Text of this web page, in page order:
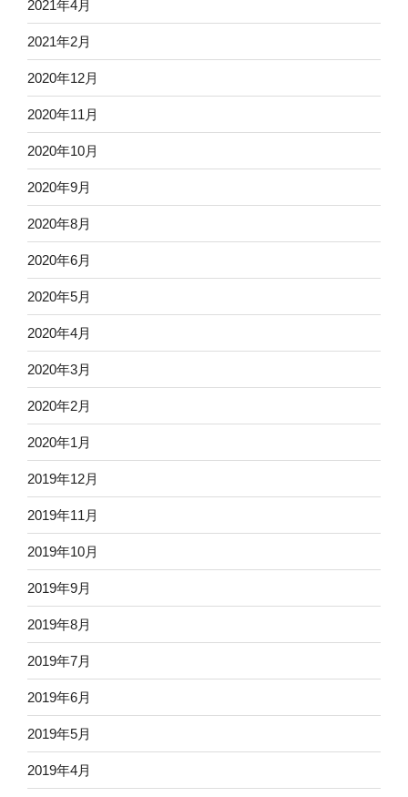
2021年4月
2021年2月
2020年12月
2020年11月
2020年10月
2020年9月
2020年8月
2020年6月
2020年5月
2020年4月
2020年3月
2020年2月
2020年1月
2019年12月
2019年11月
2019年10月
2019年9月
2019年8月
2019年7月
2019年6月
2019年5月
2019年4月